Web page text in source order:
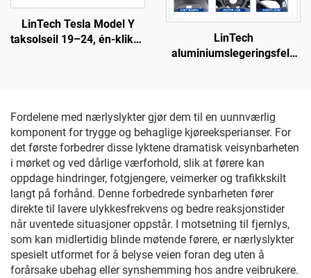
LinTech Tesla Model Y
taksolseil 19–24, én-klikks
LinTech
aluminiumslegeringsfelg
Fordelene med nærlyslykter gjør dem til en uunnværlig
komponent for trygge og behaglige kjøreeksperianser. For
det første forbedrer disse lyktene dramatisk veisynbarheten
i mørket og ved dårlige værforhold, slik at førere kan
oppdage hindringer, fotgjengere, veimerker og trafikkskilt
langt på forhånd. Denne forbedrede synbarheten fører
direkte til lavere ulykkesfrekvens og bedre reaksjonstider
når uventede situasjoner oppstår. I motsetning til fjernlys,
som kan midlertidig blinde møtende førere, er nærlyslykter
spesielt utformet for å belyse veien foran deg uten å
forårsake ubehag eller synshemming hos andre veibrukere.